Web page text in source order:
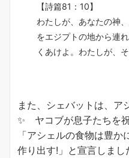
【詩篇81：10】
わたしが、あなたの神
をエジプトの地から連
くあけよ。わたしが、
また、シェバットは、ア
✨ ヤコブが息子たちを
「アシェルの食物は豊
作り出す!」と宣言しま